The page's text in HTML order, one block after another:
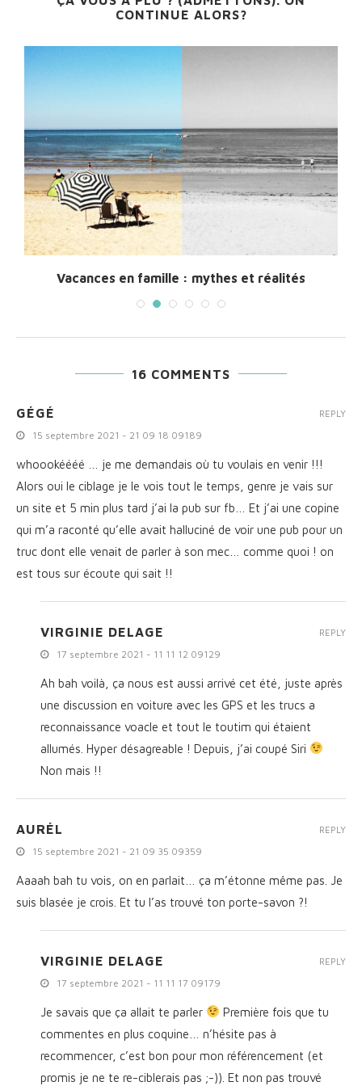
CONTINUE ALORS?
Vacances en famille : mythes et réalités
16 COMMENTS
GÉGÉ
15 septembre 2021 - 21 09 18 09189
whoookéééé … je me demandais où tu voulais en venir !!!
Alors oui le ciblage je le vois tout le temps, genre je vais sur
un site et 5 min plus tard j’ai la pub sur fb… Et j’ai une copine
qui m’a raconté qu’elle avait halluciné de voir une pub pour un
truc dont elle venait de parler à son mec… comme quoi ! on
est tous sur écoute qui sait !!
REPLY
VIRGINIE DELAGE
17 septembre 2021 - 11 11 12 09129
Ah bah voilà, ça nous est aussi arrivé cet été, juste après
une discussion en voiture avec les GPS et les trucs a
reconnaissance voacle et tout le toutim qui étaient
allumés. Hyper désagreable ! Depuis, j’ai coupé Siri
Non mais !!
REPLY
AURÉL
15 septembre 2021 - 21 09 35 09359
Aaaah bah tu vois, on en parlait… ça m’étonne même pas. Je
suis blasée je crois. Et tu l’as trouvé ton porte-savon ?!
REPLY
VIRGINIE DELAGE
17 septembre 2021 - 11 11 17 09179
Je savais que ça allait te parler
Première fois que tu
commentes en plus coquine… n’hésite pas à
recommencer, c’est bon pour mon référencement (et
promis je ne te re-ciblerais pas ;-)). Et non pas trouvé
REPLY